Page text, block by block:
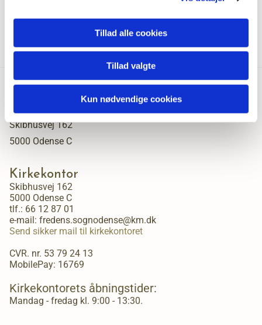
Tillad alle cookies
Tillad valgte
Kun nødvendige cookies
Fredens Sogn, Odense
Skibhusvej 162
5000 Odense C
Kirkekontor
Skibhusvej 162
5000 Odense C
tlf.: 66 12 87 01
e-mail: fredens.sognodense@km.dk
Send sikker mail til kirkekontoret
CVR. nr. 53 79 24 13
MobilePay: 16769
Kirkekontorets åbningstider:
Mandag - fredag kl. 9:00 - 13:30.